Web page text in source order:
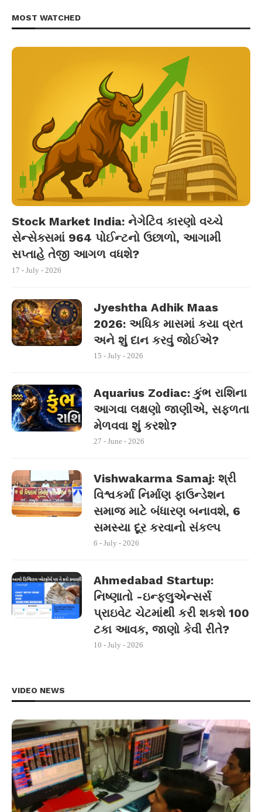
MOST WATCHED
Stock Market India: નેગેટિવ કારણો વચ્ચે
સેન્સેક્સમાં 964 પોઈન્ટનો ઉછાળો, આગામી
સપ્તાહે તેજી આગળ વધશે?
17 - July - 2026
Jyeshtha Adhik Maas
2026: અધિક માસમાં કયા વ્રત
અને શું દાન કરવું જોઈએ?
15 - July - 2026
Aquarius Zodiac: કુંભ રાશિના
આગવા લક્ષણો જાણીએ, સફળતા
મેળવવા શું કરશો?
27 - June - 2026
Vishwakarma Samaj: શ્રી
વિશ્વકર્મા નિર્માણ ફાઉન્ડેશન
સમાજ માટે બંધારણ બનાવશે, 6
સમસ્યા દૂર કરવાનો સંકલ્પ
6 - July - 2026
Ahmedabad Startup:
નિષ્ણાતો -ઇન્ફ્લુએન્સર્સ
પ્રાઇવેટ ચેટમાંથી કરી શકશે 100
ટકા આવક, જાણો કેવી રીતે?
10 - July - 2026
VIDEO NEWS